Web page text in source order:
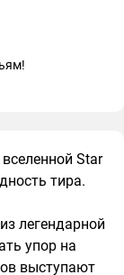
Star
тира.
легендарной
упор на
выступают